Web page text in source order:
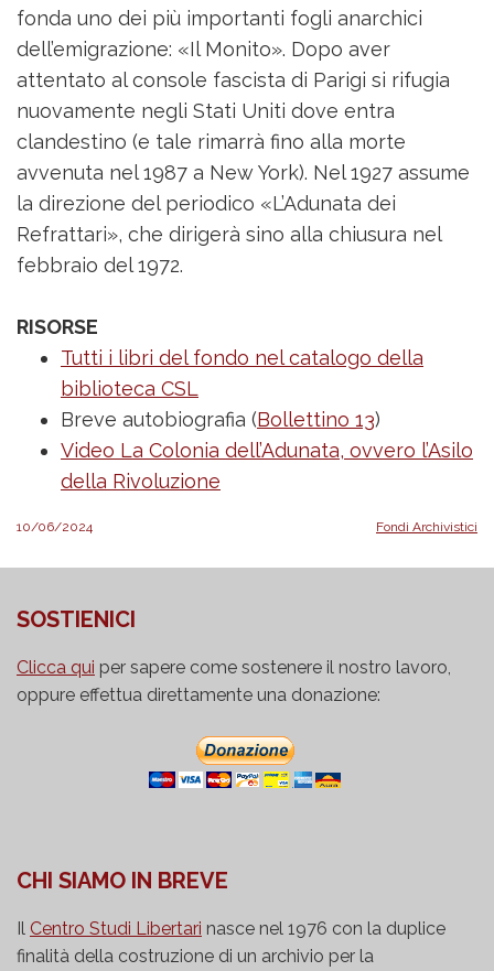
fonda uno dei più importanti fogli anarchici
dell’emigrazione: «Il Monito». Dopo aver
attentato al console fascista di Parigi si rifugia
nuovamente negli Stati Uniti dove entra
clandestino (e tale rimarrà fino alla morte
avvenuta nel 1987 a New York). Nel 1927 assume
la direzione del periodico «L’Adunata dei
Refrattari», che dirigerà sino alla chiusura nel
febbraio del 1972.
RISORSE
Tutti i libri del fondo nel catalogo della
biblioteca CSL
Breve autobiografia (Bollettino 13)
Video La Colonia dell’Adunata, ovvero l’Asilo
della Rivoluzione
10/06/2024 Fondi Archivistici
SOSTIENICI
Clicca qui per sapere come sostenere il nostro lavoro,
oppure effettua direttamente una donazione:
CHI SIAMO IN BREVE
Il Centro Studi Libertari nasce nel 1976 con la duplice
finalità della costruzione di un archivio per la